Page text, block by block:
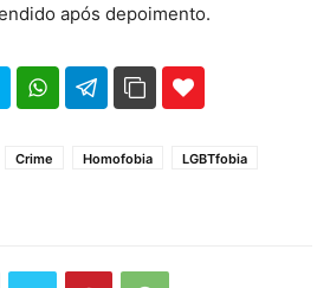
após depoimento.
35
Crime Homofobia
LGBTfobia